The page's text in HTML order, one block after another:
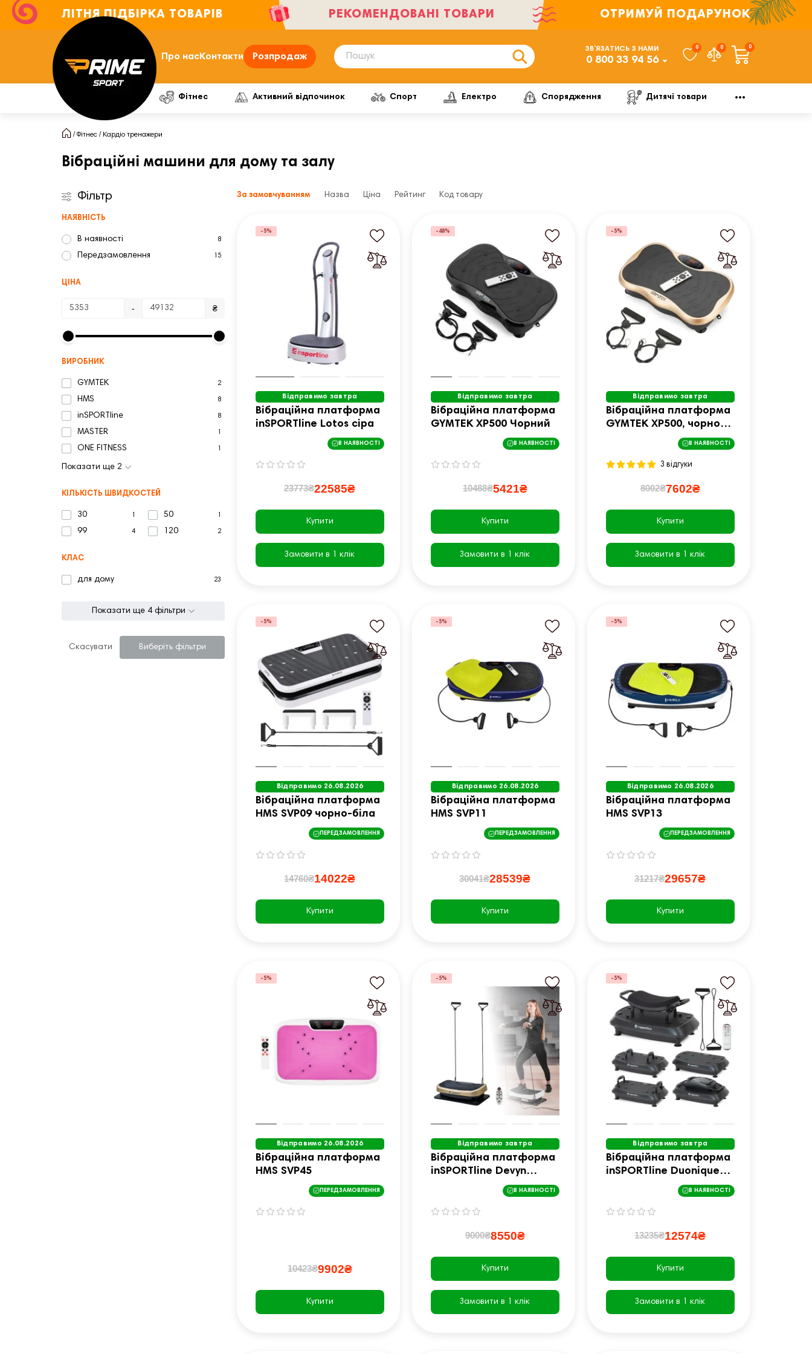
ЛІТНЯ ПІДБІРКА ТОВАРІВ РЕКОМЕНДОВАНІ ТОВАРИ ОТРИМУЙ ПОДАРУНОК
Про насКонтакти Розпродаж
ЗВ’ЯЗАТИСЬ З НАМИ
0 800 33 94 56
0 0 0
Фітнес Активний відпочинок Спорт Електро Спорядження Дитячі товари
Фітнес Кардіо тренажери
Вібраційні машини для дому та залу
Фільтр
НАЯВНІСТЬ
В наявності 8
Передзамовлення 15
ЦІНА
- ₴
ВИРОБНИК
GYMTEK 2
HMS 8
inSPORTline 8
MASTER
ONE FITNESS
Показати ще 2
КІЛЬКІСТЬ ШВИДКОСТЕЙ
30 50
99 4 120 2
КЛАС
для дому 23
Показати ще 4 фільтри
Скасувати Виберіть фільтри
За замовчуванням Назва Ціна Рейтинг Код товару
-5%
Відправимо завтра
Вібраційна платформа
inSPORTline Lotos сіра
В НАЯВНОСТІ
23773₴22585₴
Купити
Замовити в 1 клік
-48%
Відправимо завтра
Вібраційна платформа
GYMTEK XP500 Чорний
В НАЯВНОСТІ
10488₴5421₴
Купити
Замовити в 1 клік
-5%
Відправимо завтра
Вібраційна платформа
GYMTEK XP500, чорно-
В НАЯВНОСТІ
3 відгуки
8002₴7602₴
Купити
Замовити в 1 клік
-5%
Відправимо 26.08.2026
Вібраційна платформа
HMS SVP09 чорно-біла
ПЕРЕДЗАМОВЛЕННЯ
14760₴14022₴
Купити
-5%
Відправимо 26.08.2026
Вібраційна платформа
HMS SVP11
ПЕРЕДЗАМОВЛЕННЯ
30041₴28539₴
Купити
-5%
Відправимо 26.08.2026
Вібраційна платформа
HMS SVP13
ПЕРЕДЗАМОВЛЕННЯ
31217₴29657₴
Купити
-5%
Відправимо 26.08.2026
Вібраційна платформа
HMS SVP45
ПЕРЕДЗАМОВЛЕННЯ
10423₴9902₴
Купити
-5%
Відправимо завтра
Вібраційна платформа
inSPORTline Devyn
чорно-золотиста
В НАЯВНОСТІ
9000₴8550₴
Купити
Замовити в 1 клік
-5%
Відправимо завтра
Вібраційна платформа
inSPORTline Duonique
В НАЯВНОСТІ
13235₴12574₴
Купити
Замовити в 1 клік